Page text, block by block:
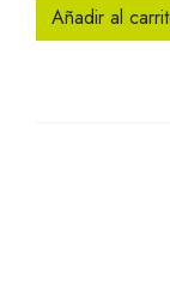
Añadir al